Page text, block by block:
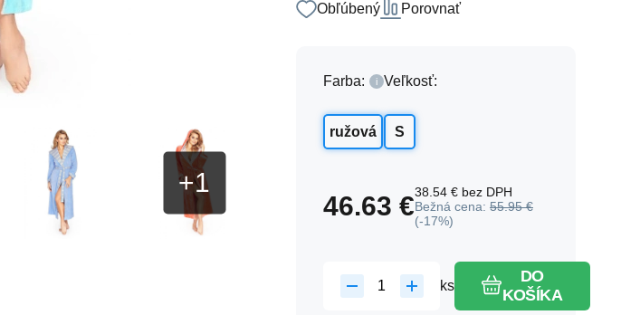
Obľúbený Porovnať
Farba:
ružová
Veľkosť:
S
46.63 €38.54 € bez DPH
Bežná cena: 55.95 €
(-17%)
ks
DO
KOŠÍKA